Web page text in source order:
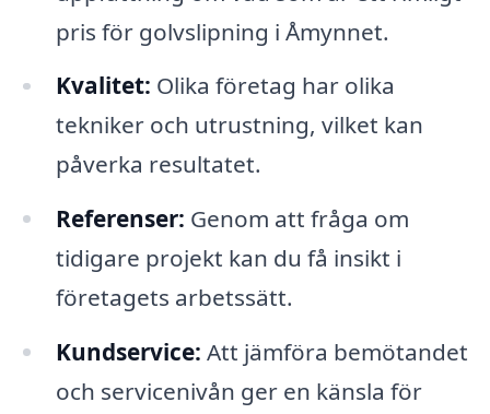
pris för golvslipning i Åmynnet.
Kvalitet: Olika företag har olika
tekniker och utrustning, vilket kan
påverka resultatet.
Referenser: Genom att fråga om
tidigare projekt kan du få insikt i
företagets arbetssätt.
Kundservice: Att jämföra bemötandet
och servicenivån ger en känsla för